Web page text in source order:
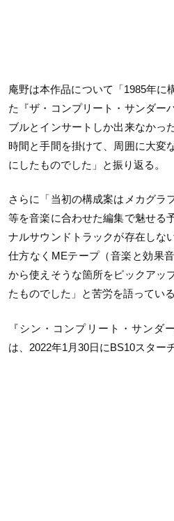
庵野は本作品について「1985年に
た『ザ・コンプリート・サンダー
ブルとインサートしか出来なかっ
時間と手間を掛けて、周囲に大変
にしたものでした」と振り返る。
さらに「当初の構成案はメカグラ
等を音楽に合わせた編集で魅せる
ナルサウンドトラックが存在しな
仕方なくMEテープ（音楽と効果
から使えそうな箇所をピックアッ
たものでした」と苦労を語っている
『シン・コンプリート・サンダ
は、2022年1月30日にBS10スター